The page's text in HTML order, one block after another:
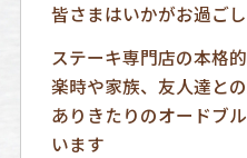
皆さまはいかがお過ご
ステーキ専門店の本格
楽時や家族、友人達と
ありきたりのオードブ
います